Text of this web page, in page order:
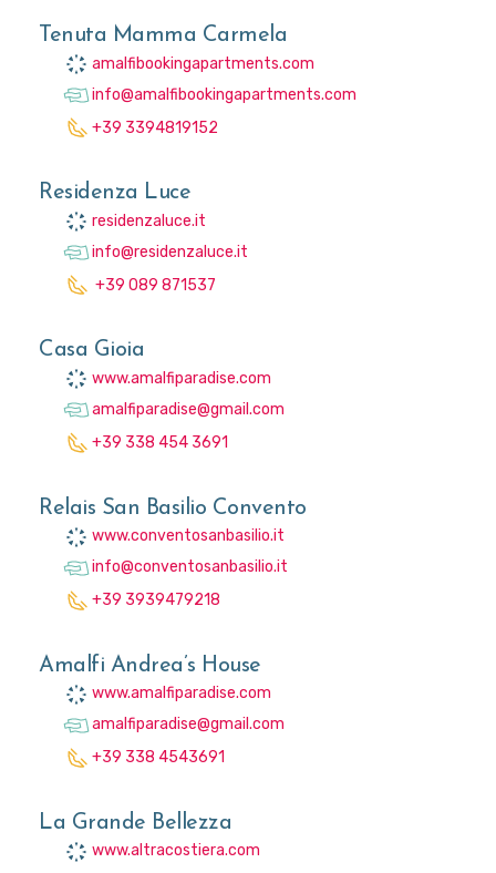
Tenuta Mamma Carmela
amalfibookingapartments.com
info@amalfibookingapartments.com
+39 3394819152
Residenza Luce
residenzaluce.it
info@residenzaluce.it
+39 089 871537
Casa Gioia
www.amalfiparadise.com
amalfiparadise@gmail.com
+39 338 454 3691
Relais San Basilio Convento
www.conventosanbasilio.it
info@conventosanbasilio.it
+39 3939479218
Amalfi Andrea’s House
www.amalfiparadise.com
amalfiparadise@gmail.com
+39 338 4543691
La Grande Bellezza
www.altracostiera.com